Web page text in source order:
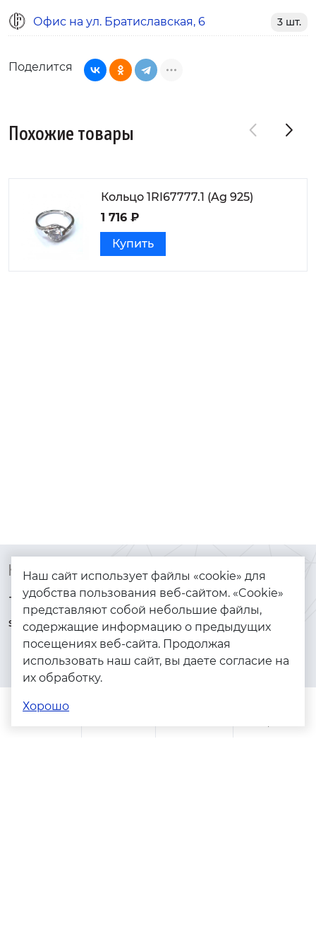
Офис на ул. Братиславская, 6 3 шт.
Поделится
Похожие товары
Кольцо 1RI67777.1 (Ag 925)
1 716 ₽
Купить
Контакты
+7 (925) 144-64-73
serebryanyye.grani@mail.ru
Каталог
Браслеты
Золото
Серебро
Помощь
Наш сайт использует файлы «cookie» для
удобства пользования веб-сайтом. «Cookie»
представляют собой небольшие файлы,
содержащие информацию о предыдущих
посещениях веб-сайта. Продолжая
использовать наш сайт, вы даете согласие на
их обработку.
Хорошо